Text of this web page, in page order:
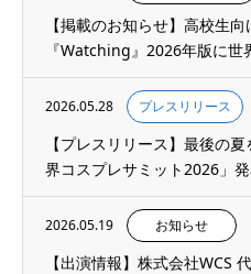
【掲載のお知らせ】高校生
『Watching』2026年版に世
2026.05.28 プレスリリース
【プレスリリース】最後の
界コスプレサミット2026」
2026.05.19 お知らせ
【出演情報】株式会社WCS